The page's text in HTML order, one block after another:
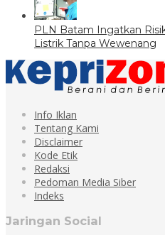
PLN Batam Ingatkan
Listrik Tanpa Wewenang
Info Iklan
Tentang Kami
Disclaimer
Kode Etik
Redaksi
Pedoman Media Siber
Indeks
Jaringan Social